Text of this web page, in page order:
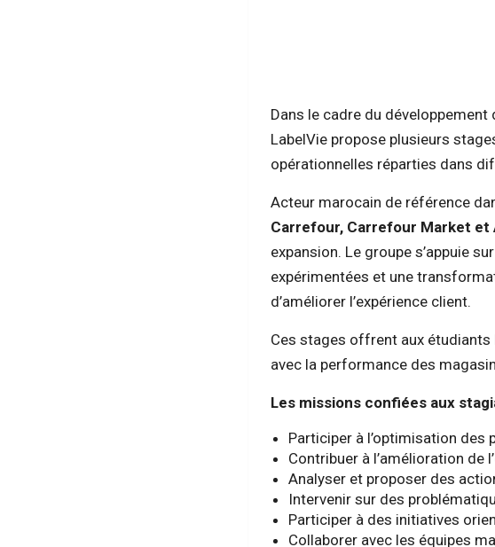
Dans le cadre du
LabelVie propose plusieurs
opérationnelles réparties dans
Acteur marocain de référence
Carrefour, Carrefour Market et
expansion. Le groupe s’appuie
expérimentées et une
d’améliorer l’expérience client.
Ces stages offrent aux étudiants
avec la performance des
Les missions confiées aux
Participer à l’optimisation des
Contribuer à l’amélioration de
Analyser et proposer des
Intervenir sur des
Participer à des initiatives
Collaborer avec les équipes